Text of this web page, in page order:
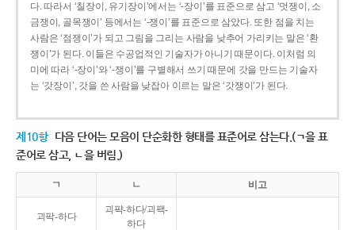
다. 따라서 ‘칠장이, 유기장이’에서는 ‘-장이’를 표준으로 삼고 ‘멋쟁이, 소
금쟁이, 골목쟁이’ 등에서는 ‘-쟁이’를 표준으로 삼았다. 또한 점을 치는
사람은 ‘점쟁이’가 되고 그림을 그리는 사람을 낮추어 가리키는 말은 ‘환
쟁이’가 된다. 이들은 수공업적인 기술자가 아니기 때문이다. 이처럼 의
미에 따라 ‘-장이’와 ‘-쟁이’를 구별해서 쓰기 때문에 갓을 만드는 기술자
는 ‘갓장이’, 갓을 쓴 사람을 낮잡아 이르는 말은 ‘갓쟁이’가 된다.
제10항 다음 단어는 모음이 단순화한 형태를 표준어로 삼는다.(ㄱ을 표
준어로 삼고, ㄴ을 버림.)
ㄱ ㄴ 비고
괴팍-하다
괴퍅-하다/괴팩-
하다